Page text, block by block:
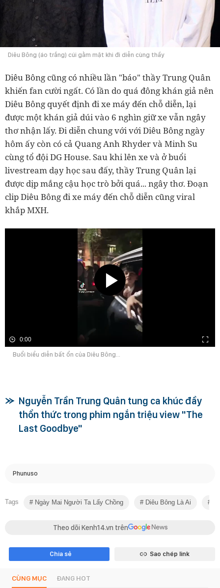
Diêu Bông (áo trắng) cúi gằm mặt khi đi diễn cùng thầy
Diêu Bông cũng có nhiều lần "báo" thầy Trung Quân
khiến fan cười ngất. Có lần do quá đông khán giả nên
Diêu Bông quyết định đi xe máy đến chỗ diễn, lại
được một khán giả dúi vào 6 nghìn giữ xe vẫn ngây
thơ nhận lấy. Đi diễn chung với với Diêu Bông ngày
hôm ấy còn có cả Quang Anh Rhyder và Minh Su
cùng tổ đội DG House. Sau khi lên xe và ở buổi
livestream dạy học sau đấy, thầy Trung Quân lại
được dịp mắng cậu học trò bởi quá... ngây thơ. Đoạn
clip Diêu Bông đi xe máy đến chỗ diễn cũng viral
khắp MXH.
0:00
Buổi biểu diễn bất ổn của Diêu Bông...
Nguyễn Trần Trung Quân tung ca khúc đầy
thổn thức trong phim ngắn triệu view "The
Last Goodbye"
Phunuso
Tags Ngày Mai Người Ta Lấy Chồng Diêu Bông Là Ai
Theo dõi Kenh14.vn trên
Chia sẻ Sao chép link
CÙNG MỤC ĐANG HOT